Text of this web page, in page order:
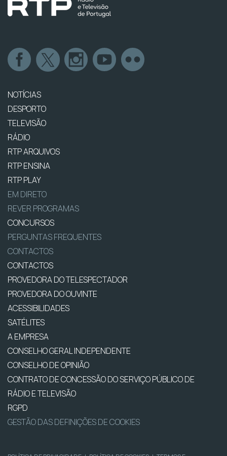
NOTÍCIAS
DESPORTO
TELEVISÃO
RÁDIO
RTP ARQUIVOS
RTP ENSINA
RTP PLAY
EM DIRETO
REVER PROGRAMAS
CONCURSOS
PERGUNTAS FREQUENTES
CONTACTOS
CONTACTOS
PROVEDORA DO TELESPECTADOR
PROVEDORA DO OUVINTE
ACESSIBILIDADES
SATÉLITES
A EMPRESA
CONSELHO GERAL INDEPENDENTE
CONSELHO DE OPINIÃO
CONTRATO DE CONCESSÃO DO SERVIÇO PÚBLICO DE
RÁDIO E TELEVISÃO
RGPD
GESTÃO DAS DEFINIÇÕES DE COOKIES